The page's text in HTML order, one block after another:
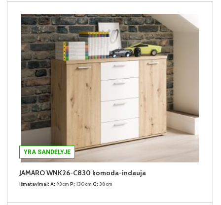
YRA SANDĖLYJE
JAMARO WNK26-C830 komoda-indauja
Išmatavimai: A: 93cm P: 130cm G: 38cm